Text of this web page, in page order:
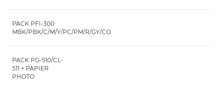
PACK PFI-300
MBK/PBK/C/M/Y/PC/PM/R/GY/CO
PACK PG-510/CL-
511 + PAPIER
PHOTO